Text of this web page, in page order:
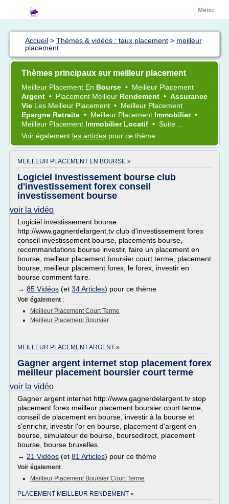
Menu
Accueil > Thèmes & vidéos : taux placement > meilleur
placement
Thèmes principaux sur meilleur placement
Meilleur Placement En Bourse • Meilleur Placement
Argent • Placement Meilleur Rendement • Assurance
Vie Les Meilleur Placement • Meilleur Placement
Epargne Retraite • Meilleur Placement Immobilier •
Meilleur Placement Immobilier Locatif • Suite ...
Voir également les articles pour ce thème
MEILLEUR PLACEMENT EN BOURSE »
Logiciel investissement bourse club
d'investissement forex conseil
investissement bourse
voir la vidéo
Logiciel investissement bourse
http://www.gagnerdelargent.tv club d'investissement forex
conseil investissement bourse, placements bourse,
recommandations bourse investir, faire un placement en
bourse, meilleur placement boursier court terme, placement
bourse, meilleur placement forex, le forex, investir en
bourse comment faire.
→ 85 Vidéos (et 34 Articles) pour ce thème
Voir également :
Meilleur Placement Court Terme
Meilleur Placement Boursier
MEILLEUR PLACEMENT ARGENT »
Gagner argent internet stop placement forex
meilleur placement boursier court terme
voir la vidéo
Gagner argent internet http://www.gagnerdelargent.tv stop
placement forex meilleur placement boursier court terme,
conseil de placement en bourse, investir à la bourse et
s'enrichir, investir l'or en bourse, placement d'argent en
bourse, simulateur de bourse, boursedirect, placement
bourse, bourse bruxelles.
→ 21 Vidéos (et 81 Articles) pour ce thème
Voir également :
Meilleur Placement Boursier Court Terme
PLACEMENT MEILLEUR RENDEMENT »